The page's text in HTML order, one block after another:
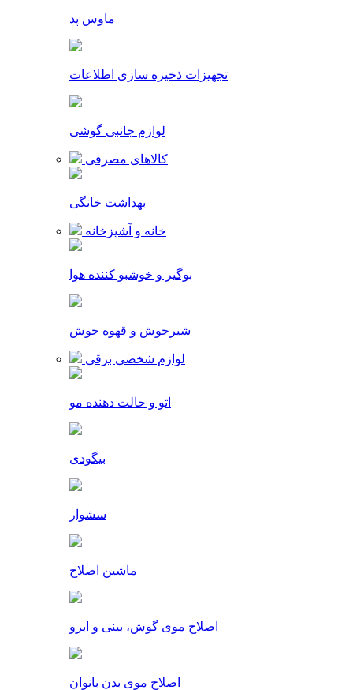
ماوس پد
تجهیزات ذخیره سازی اطلاعات
لوازم جانبی گوشی
کالاهای مصرفی
بهداشت خانگی
خانه و آشپزخانه
بوگیر و خوشبو کننده هوا
شیرجوش و قهوه جوش
لوازم شخصی برقی
اتو و حالت دهنده مو
بیگودی
سشوار
ماشین اصلاح
اصلاح موی گوش، بینی و ابرو
اصلاح موی بدن بانوان